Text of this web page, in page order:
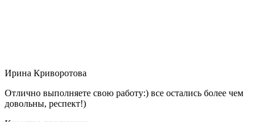
Ирина Криворотова
Отлично выполняете свою работу:) все остались более чем
довольны, респект!)